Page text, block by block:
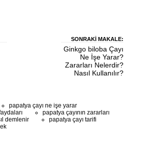
SONRAKI MAKALE:
Ginkgo biloba Çayı
Ne İşe Yarar?
Zararları Nelerdir?
Nasıl Kullanılır?
papatya çayı ne işe yarar
papatya çayının zararları
demlenir
papatya çayı tarifi